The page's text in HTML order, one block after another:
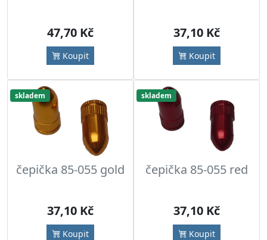
47,70 Kč
Koupit
37,10 Kč
Koupit
skladem
čepička 85-055 gold
37,10 Kč
Koupit
skladem
čepička 85-055 red
37,10 Kč
Koupit